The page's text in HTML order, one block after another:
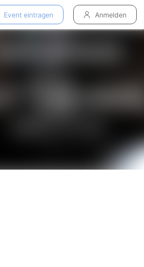
Event eintragen Anmelden